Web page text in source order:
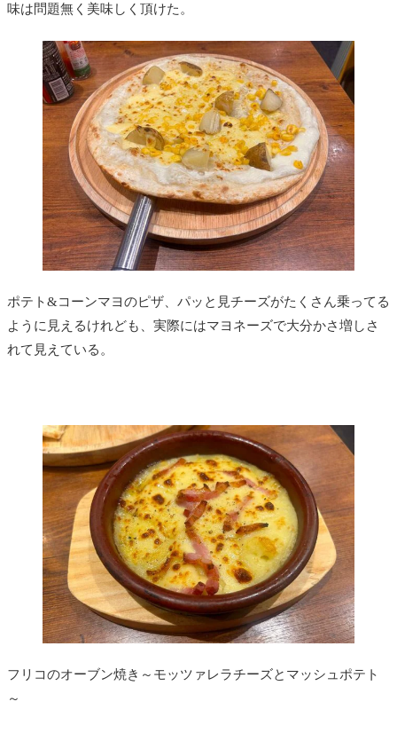
味は問題無く美味しく頂けた。
ポテト&コーンマヨのピザ、パッと見チーズがたくさん乗ってる
ように見えるけれども、実際にはマヨネーズで大分かさ増しさ
れて見えている。
フリコのオーブン焼き～モッツァレラチーズとマッシュポテト
～